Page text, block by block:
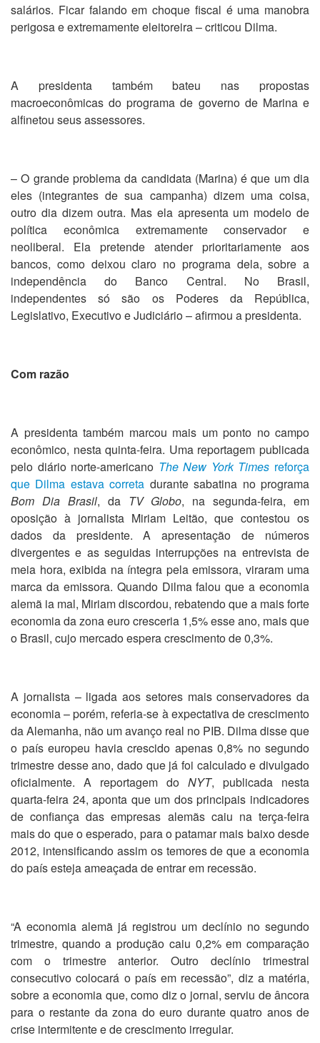
salários. Ficar falando em choque fiscal é uma manobra
perigosa e extremamente eleitoreira – criticou Dilma.
A presidenta também bateu nas propostas
macroeconômicas do programa de governo de Marina e
alfinetou seus assessores.
– O grande problema da candidata (Marina) é que um dia
eles (integrantes de sua campanha) dizem uma coisa,
outro dia dizem outra. Mas ela apresenta um modelo de
política econômica extremamente conservador e
neoliberal. Ela pretende atender prioritariamente aos
bancos, como deixou claro no programa dela, sobre a
independência do Banco Central. No Brasil,
independentes só são os Poderes da República,
Legislativo, Executivo e Judiciário – afirmou a presidenta.
Com razão
A presidenta também marcou mais um ponto no campo
econômico, nesta quinta-feira. Uma reportagem publicada
pelo diário norte-americano The New York Times reforça
que Dilma estava correta durante sabatina no programa
Bom Dia Brasil, da TV Globo, na segunda-feira, em
oposição à jornalista Miriam Leitão, que contestou os
dados da presidente. A apresentação de números
divergentes e as seguidas interrupções na entrevista de
meia hora, exibida na íntegra pela emissora, viraram uma
marca da emissora. Quando Dilma falou que a economia
alemã ia mal, Miriam discordou, rebatendo que a mais forte
economia da zona euro cresceria 1,5% esse ano, mais que
o Brasil, cujo mercado espera crescimento de 0,3%.
A jornalista – ligada aos setores mais conservadores da
economia – porém, referia-se à expectativa de crescimento
da Alemanha, não um avanço real no PIB. Dilma disse que
o país europeu havia crescido apenas 0,8% no segundo
trimestre desse ano, dado que já foi calculado e divulgado
oficialmente. A reportagem do NYT, publicada nesta
quarta-feira 24, aponta que um dos principais indicadores
de confiança das empresas alemãs caiu na terça-feira
mais do que o esperado, para o patamar mais baixo desde
2012, intensificando assim os temores de que a economia
do país esteja ameaçada de entrar em recessão.
“A economia alemã já registrou um declínio no segundo
trimestre, quando a produção caiu 0,2% em comparação
com o trimestre anterior. Outro declínio trimestral
consecutivo colocará o país em recessão”, diz a matéria,
sobre a economia que, como diz o jornal, serviu de âncora
para o restante da zona do euro durante quatro anos de
crise intermitente e de crescimento irregular.